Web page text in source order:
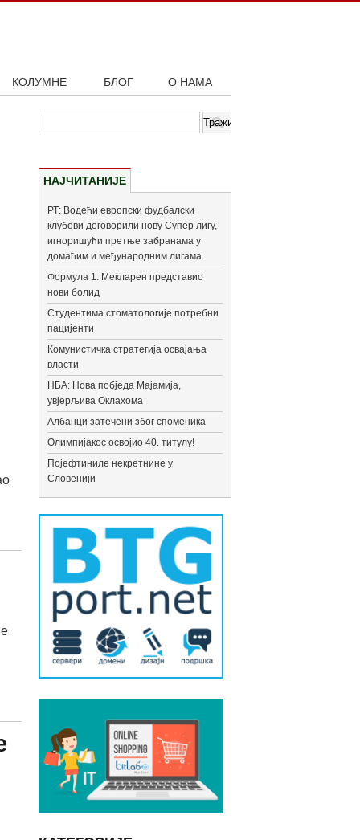
КОЛУМНЕ БЛОГ О НАМА
НАЈЧИТАНИЈЕ
РТ: Водећи европски фудбалски
клубови договорили нову Супер лигу,
игноришући претње забранама у
домаћим и међународним лигама
Формула 1: Мекларен представио
нови болид
Студентима стоматологије потребни
пацијенти
Комунистичка стратегија освајања
власти
НБА: Нова побједа Мајамија,
увјерљива Оклахома
Албанци затечени због споменика
Олимпијакос освојио 40. титулу!
Појефтиниле некретнине у
Словенији